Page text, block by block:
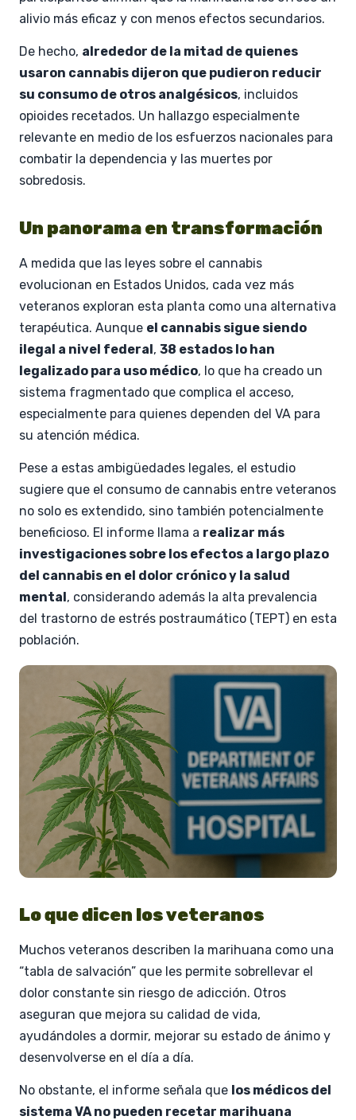
alivio más eficaz y con menos efectos secundarios.
De hecho, alrededor de la mitad de quienes
usaron cannabis dijeron que pudieron reducir
su consumo de otros analgésicos, incluidos
opioides recetados. Un hallazgo especialmente
relevante en medio de los esfuerzos nacionales para
combatir la dependencia y las muertes por
sobredosis.
Un panorama en transformación
A medida que las leyes sobre el cannabis
evolucionan en Estados Unidos, cada vez más
veteranos exploran esta planta como una alternativa
terapéutica. Aunque el cannabis sigue siendo
ilegal a nivel federal, 38 estados lo han
legalizado para uso médico, lo que ha creado un
sistema fragmentado que complica el acceso,
especialmente para quienes dependen del VA para
su atención médica.
Pese a estas ambigüedades legales, el estudio
sugiere que el consumo de cannabis entre veteranos
no solo es extendido, sino también potencialmente
beneficioso. El informe llama a realizar más
investigaciones sobre los efectos a largo plazo
del cannabis en el dolor crónico y la salud
mental, considerando además la alta prevalencia
del trastorno de estrés postraumático (TEPT) en esta
población.
Lo que dicen los veteranos
Muchos veteranos describen la marihuana como una
“tabla de salvación” que les permite sobrellevar el
dolor constante sin riesgo de adicción. Otros
aseguran que mejora su calidad de vida,
ayudándoles a dormir, mejorar su estado de ánimo y
desenvolverse en el día a día.
No obstante, el informe señala que los médicos del
sistema VA no pueden recetar marihuana